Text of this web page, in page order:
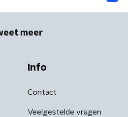
meer
Info
Contact
Veelgestelde vragen